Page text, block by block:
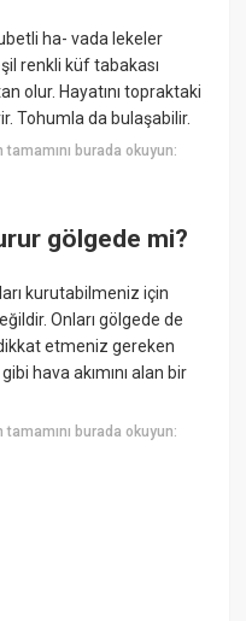
ha- vada lekeler
renkli küf tabakası
olur. Hayatını topraktaki
Tohumla da bulaşabilir.
tamamını burada okuyun:
gölgede mi?
kurutabilmeniz için
Onları gölgede de
etmeniz gereken
hava akımını alan bir
tamamını burada okuyun: